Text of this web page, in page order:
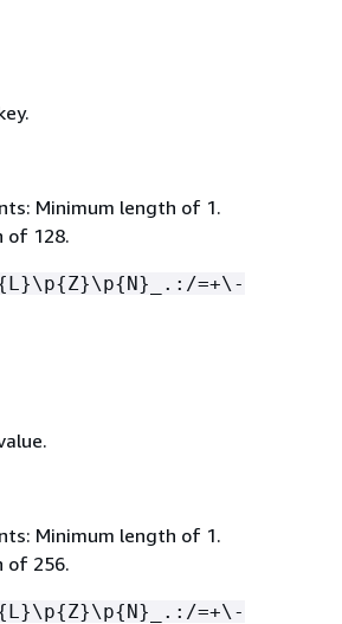
Minimum length of 1.
of 128.
L}\p{Z}\p{N}_.:/=+\-
Minimum length of 1.
of 256.
L}\p{Z}\p{N}_.:/=+\-